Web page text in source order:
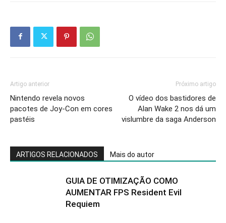
Artigo anterior
Nintendo revela novos
pacotes de Joy-Con em cores
pastéis
Próximo artigo
O vídeo dos bastidores de
Alan Wake 2 nos dá um
vislumbre da saga Anderson
ARTIGOS RELACIONADOS Mais do autor
GUIA DE OTIMIZAÇÃO COMO
AUMENTAR FPS Resident Evil
Requiem